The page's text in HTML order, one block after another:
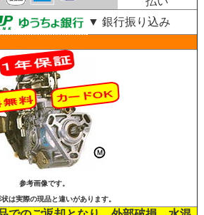
▼ 銀行振り込み
参考画像です。
は実際の現品と違いがあります。